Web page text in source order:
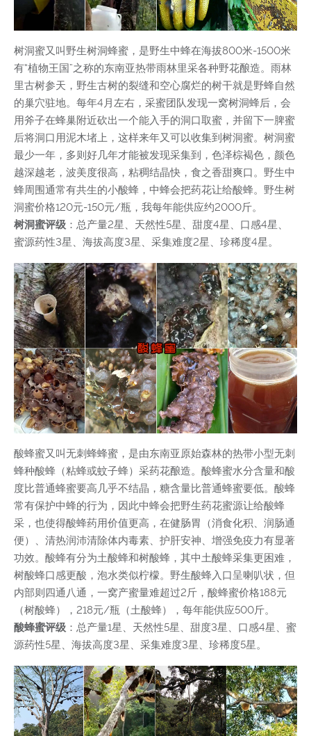
树洞蜜又叫野生树洞蜂蜜，是野生中蜂在海拔800米-1500米
有“植物王国”之称的东南亚热带雨林里采各种野花酿造。雨林
里古树参天，野生古树的裂缝和空心腐烂的树干就是野蜂自然
的巢穴驻地。每年4月左右，采蜜团队发现一窝树洞蜂后，会
用斧子在蜂巢附近砍出一个能入手的洞口取蜜，并留下一脾蜜
后将洞口用泥木堵上，这样来年又可以收集到树洞蜜。树洞蜜
最少一年，多则好几年才能被发现采集到，色泽棕褐色，颜色
越深越老，波美度很高，粘稠结晶快，食之香甜爽口。野生中
蜂周围通常有共生的小酸蜂，中蜂会把药花让给酸蜂。野生树
洞蜜价格120元-150元/瓶，我每年能供应约2000斤。
树洞蜜评级 ：总产量2星、天然性5星、甜度4星、口感4星、
蜜源药性3星、海拔高度3星、采集难度2星、珍稀度4星。
酸蜂蜜又叫无刺蜂蜂蜜，是由东南亚原始森林的热带小型无刺
蜂种酸蜂（粘蜂或蚊子蜂）采药花酿造。酸蜂蜜水分含量和酸
度比普通蜂蜜要高几乎不结晶，糖含量比普通蜂蜜要低。酸蜂
常有保护中蜂的行为，因此中蜂会把野生药花蜜源让给酸蜂
采，也使得酸蜂药用价值更高，在健肠胃（消食化积、润肠通
便）、清热润沛清除体内毒素、护肝安神、增强免疫力有显著
功效。酸蜂有分为土酸蜂和树酸蜂，其中土酸蜂采集更困难，
树酸蜂口感更酸，泡水类似柠檬。野生酸蜂入口呈喇叭状，但
内部则四通八通，一窝产蜜量难超过2斤，酸蜂蜜价格188元
（树酸蜂），218元/瓶（土酸蜂），每年能供应500斤。
酸蜂蜜评级 ：总产量1星、天然性5星、甜度3星、口感4星、蜜
源药性5星、海拔高度3星、采集难度3星、珍稀度5星。